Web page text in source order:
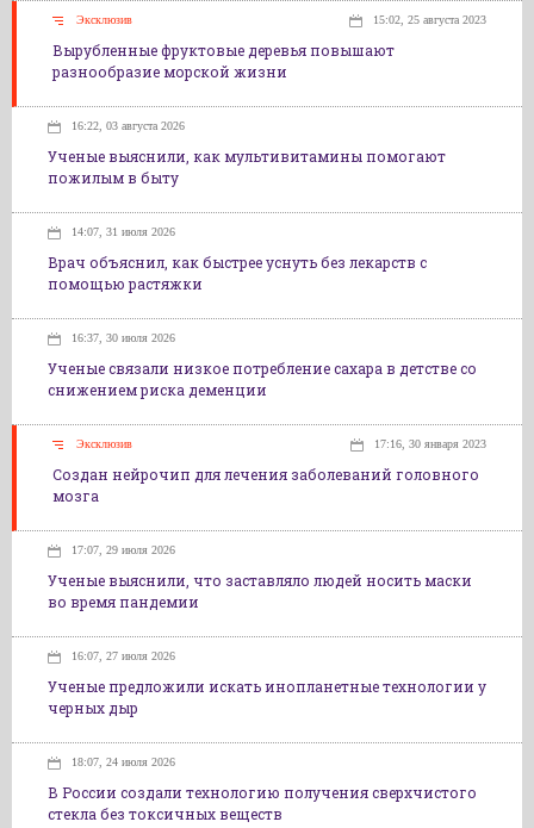
Эксклюзив 15:02, 25 августа 2023
Вырубленные фруктовые деревья повышают
разнообразие морской жизни
16:22, 03 августа 2026
Ученые выяснили, как мультивитамины помогают
пожилым в быту
14:07, 31 июля 2026
Врач объяснил, как быстрее уснуть без лекарств с
помощью растяжки
16:37, 30 июля 2026
Ученые связали низкое потребление сахара в детстве со
снижением риска деменции
Эксклюзив 17:16, 30 января 2023
Создан нейрочип для лечения заболеваний головного
мозга
17:07, 29 июля 2026
Ученые выяснили, что заставляло людей носить маски
во время пандемии
16:07, 27 июля 2026
Ученые предложили искать инопланетные технологии у
черных дыр
18:07, 24 июля 2026
В России создали технологию получения сверхчистого
стекла без токсичных веществ